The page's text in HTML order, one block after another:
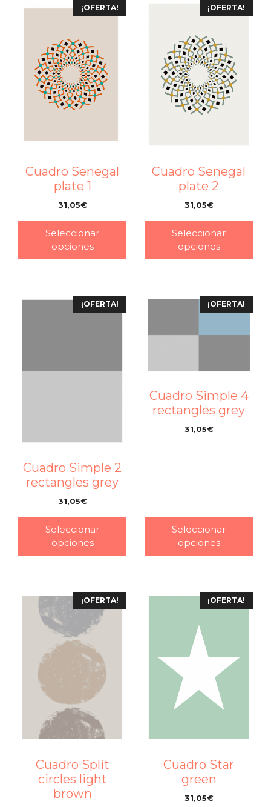
¡OFERTA!
Cuadro Senegal
plate 1
31,05€
Seleccionar
opciones
¡OFERTA!
Cuadro Senegal
plate 2
31,05€
Seleccionar
opciones
¡OFERTA!
Cuadro Simple 2
rectangles grey
31,05€
Seleccionar
opciones
¡OFERTA!
Cuadro Simple 4
rectangles grey
31,05€
Seleccionar
opciones
¡OFERTA!
Cuadro Split
circles light
brown
¡OFERTA!
Cuadro Star
green
31,05€